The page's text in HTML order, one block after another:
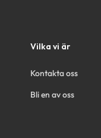
Vilka vi är
Kontakta oss
Bli en av oss